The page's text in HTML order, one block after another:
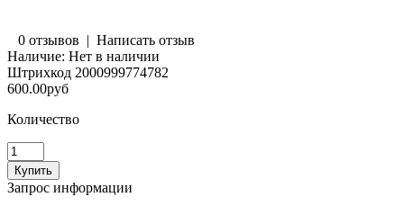
0 отзывов | Написать отзыв
Наличие: Нет в наличии
Штрихкод 2000999774782
600.00руб
Количество
Запрос информации